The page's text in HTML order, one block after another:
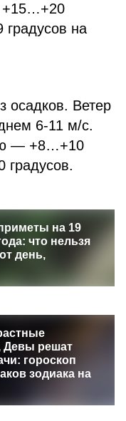
+15…+20
на
осадков. Ветер
6-11 м/с.
— +8…+10
на 19
что нельзя
день,
Девы решат
гороскоп
зодиака на